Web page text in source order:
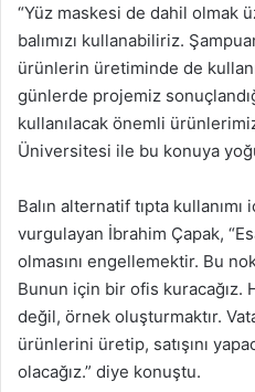
“Yüz maskesi de dahil olmak
balımızı kullanabiliriz.
ürünlerin üretiminde de
günlerde projemiz
kullanılacak önemli
Üniversitesi ile bu konuya
Balın alternatif tıpta kullanımı
vurgulayan İbrahim Çapak,
olmasını engellemektir. Bu
Bunun için bir ofis kuracağız.
değil, örnek oluşturmaktır.
ürünlerini üretip, satışını
olacağız.” diye konuştu.